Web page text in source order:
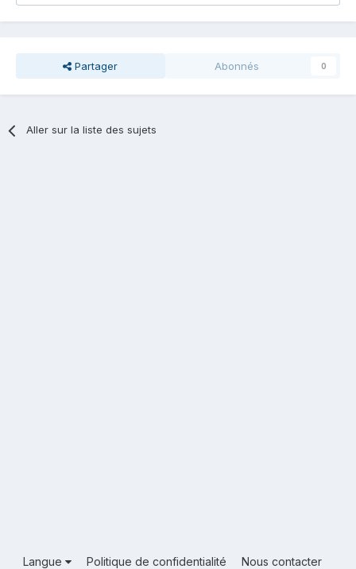
Partager Abonnés 0
Aller sur la liste des sujets
Langue Politique de confidentialité Nous contacter